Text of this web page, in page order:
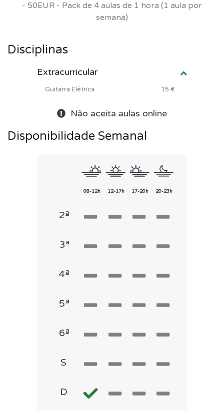
- 50EUR - Pack de 4 aulas de 1 hora (1 aula por
semana)
Disciplinas
Extracurricular
Guitarra Elétrica 15 €
Não aceita aulas online
Disponibilidade Semanal
08-12h 12-17h 17-20h 20-23h
2ª
3ª
4ª
5ª
6ª
S
D